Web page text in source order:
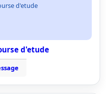
d'etude
d'etude